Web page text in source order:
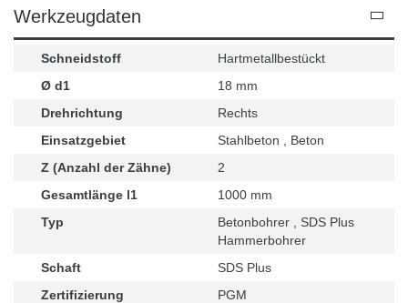
Werkzeugdaten
Schneidstoff
Hartmetallbestückt
Ø d1
18 mm
Drehrichtung
Rechts
Einsatzgebiet
Stahlbeton , Beton
Z (Anzahl der Zähne)
2
Gesamtlänge l1
1000 mm
Typ
Betonbohrer , SDS Plus
Hammerbohrer
Schaft
SDS Plus
Zertifizierung
PGM